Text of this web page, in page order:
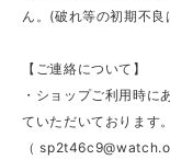
ん。(破れ等の初期不良
【ご連絡について】
・ショップご利用時に
ていただいております。
（